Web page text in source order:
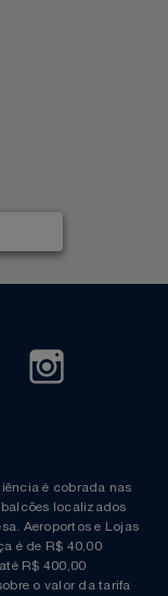
é cobrada nas
localizados
Aeroportos e Lojas
é de R$ 40,00
R$ 400,00
o valor da tarifa